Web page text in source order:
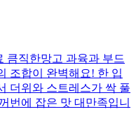
큼직한망고 과육과 부드
조합이 완벽해요! 한 입
더위와 스트레스가 싹 풀
번에 잡은 맛 대만족입니